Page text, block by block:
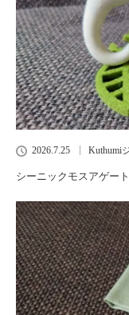
2026.7.25 Kuthumi
シーニックモスアゲート